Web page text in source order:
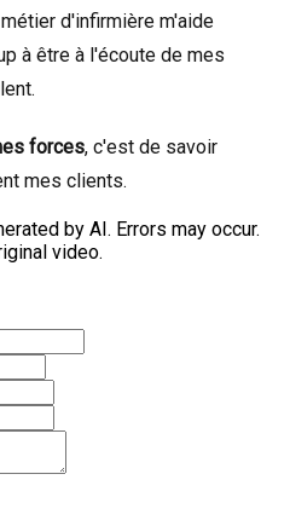
d'infirmière m'aide
à être à l'écoute de mes
forces, c'est de savoir
mes clients.
by AI. Errors may occur.
video.